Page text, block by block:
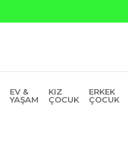
EV &
YAŞAM
KIZ
ÇOCUK
ERKEK
ÇOCUK